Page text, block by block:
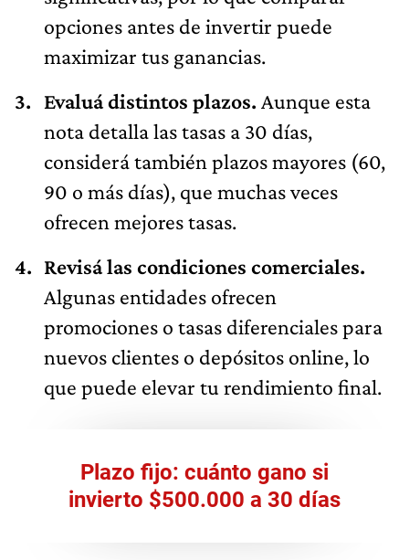
opciones antes de invertir puede
maximizar tus ganancias.
Evaluá distintos plazos. Aunque esta
nota detalla las tasas a 30 días,
considerá también plazos mayores (60,
90 o más días), que muchas veces
ofrecen mejores tasas.
Revisá las condiciones comerciales.
Algunas entidades ofrecen
promociones o tasas diferenciales para
nuevos clientes o depósitos online, lo
que puede elevar tu rendimiento final.
Plazo fijo: cuánto gano si
invierto $500.000 a 30 días